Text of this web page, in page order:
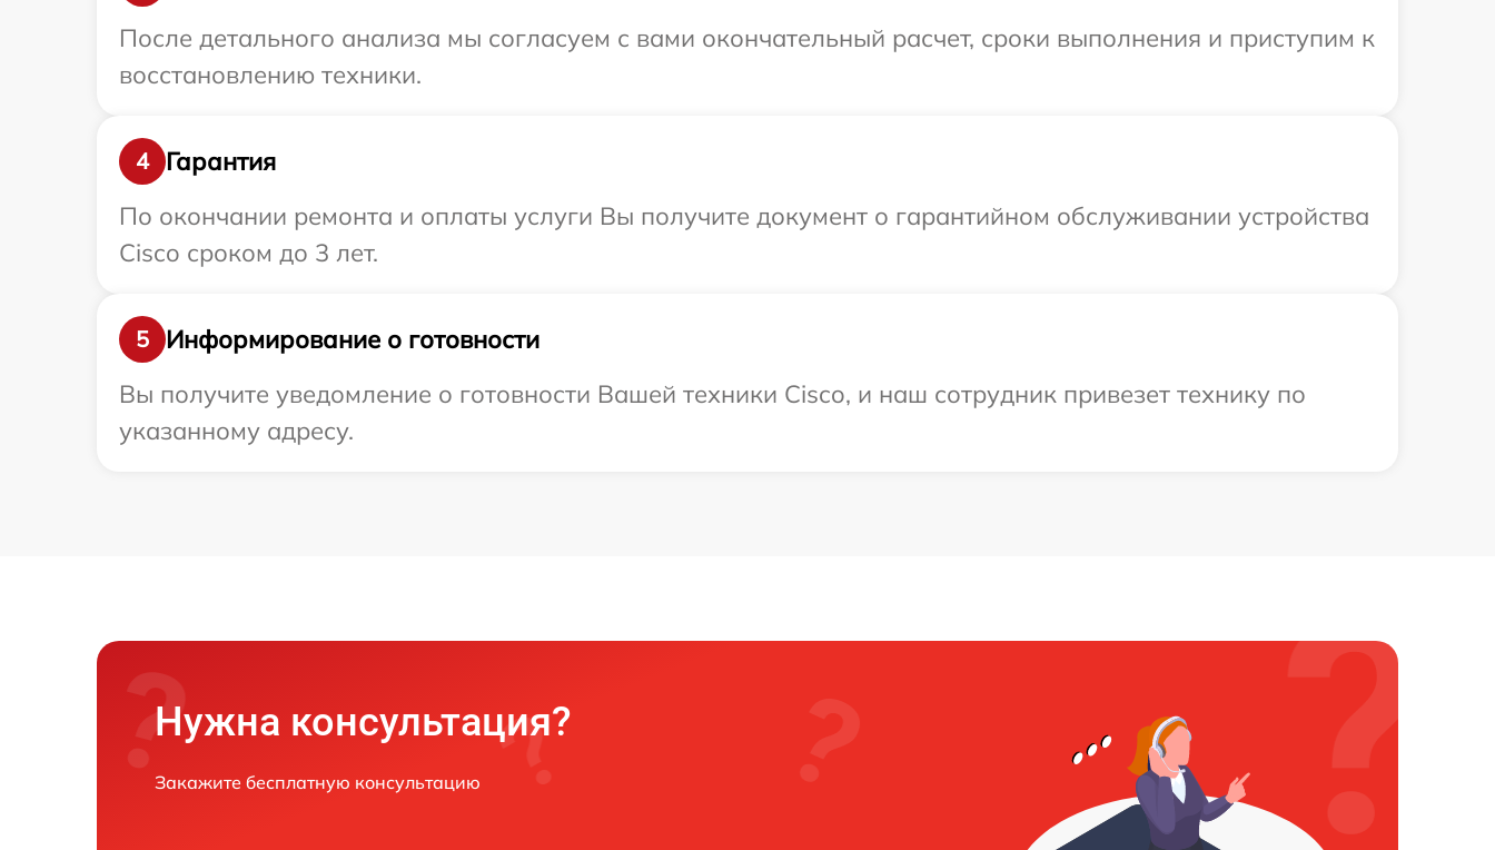
После детального анализа мы согласуем с вами окончательный расчет, сроки выполнения и приступим к
восстановлению техники.
4
Гарантия
По окончании ремонта и оплаты услуги Вы получите документ о гарантийном обслуживании устройства
Cisco сроком до 3 лет.
5
Информирование о готовности
Вы получите уведомление о готовности Вашей техники Cisco, и наш сотрудник привезет технику по
указанному адресу.
Нужна консультация?
Закажите бесплатную консультацию